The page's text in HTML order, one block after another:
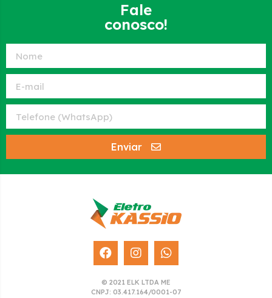
Fale
conosco!
Enviar
© 2021 ELK LTDA ME
CNPJ: 03.417.164/0001-07